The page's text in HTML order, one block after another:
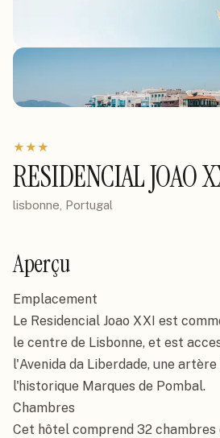
★★★
RESIDENCIAL JOAO
lisbonne, Portugal
Aperçu
Emplacement
Le Residencial Joao XXI est
le centre de Lisbonne, et est
l'Avenida da Liberdade, une
l'historique Marques de Pombal.
Chambres
Cet hôtel comprend 32